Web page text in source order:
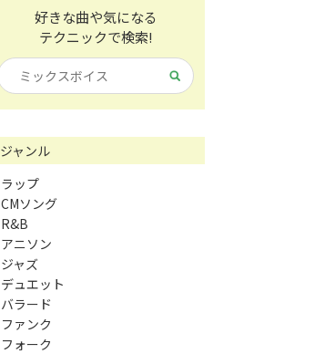
好きな曲や気になる
テクニックで検索!
ジャンル
ラップ
CMソング
R&B
アニソン
ジャズ
デュエット
バラード
ファンク
フォーク